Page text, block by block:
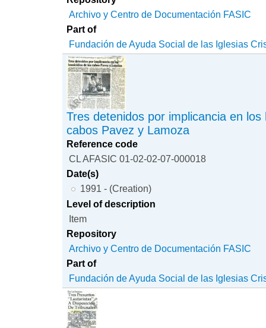
Archivo y Centro de Documentación FASIC
Part of
Fundación de Ayuda Social de las Iglesias
Tres detenidos por implicancia en los
cabos Pavez y Lamoza
Reference code
CL AFASIC 01-02-02-07-000018
Date(s)
1991 - (Creation)
Level of description
Item
Repository
Archivo y Centro de Documentación FASIC
Part of
Fundación de Ayuda Social de las Iglesias